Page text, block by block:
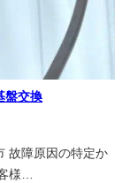
盤交換
故障原因の特定か
様…